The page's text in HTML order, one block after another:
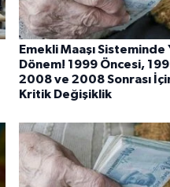
Emekli Maaşı Sisteminde
Dönem! 1999 Öncesi,
2008 ve 2008 Sonrası
Kritik Değişiklik